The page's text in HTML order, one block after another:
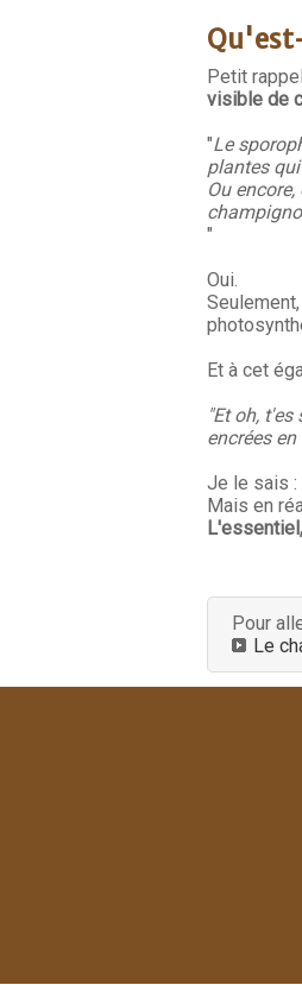
Petit
visible de
"Le
plantes
Ou
"
Oui.
Et à cet
"Et oh,
encrées
Je le sais :
Mais en
Pour
Le